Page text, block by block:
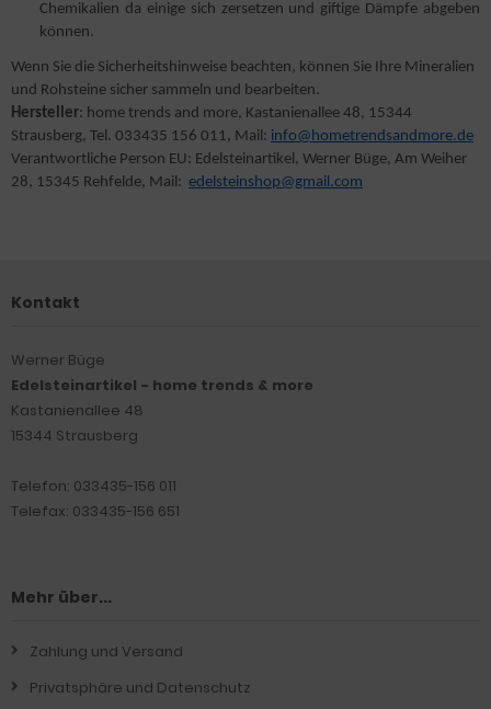
Chemikalien da einige sich zersetzen und giftige Dämpfe abgeben
können.
Wenn Sie die Sicherheitshinweise beachten, können Sie Ihre Mineralien
und Rohsteine sicher sammeln und bearbeiten.
Hersteller: home trends and more, Kastanienallee 48, 15344
Strausberg, Tel. 033435 156 011, Mail: info@hometrendsandmore.de
Verantwortliche Person EU: Edelsteinartikel, Werner Büge, Am Weiher
28, 15345 Rehfelde, Mail: edelsteinshop@gmail.com
Kontakt
Werner Büge
Edelsteinartikel - home trends & more
Kastanienallee 48
15344 Strausberg
Telefon: 033435-156 011
Telefax: 033435-156 651
Mehr über...
Zahlung und Versand
Privatsphäre und Datenschutz